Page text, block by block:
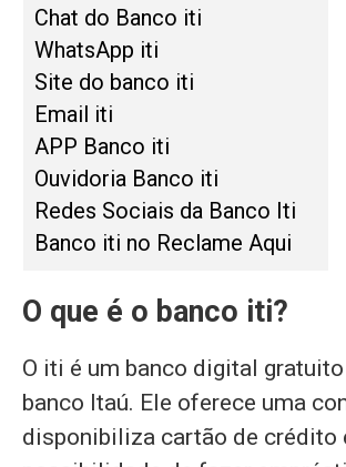
Chat do Banco iti
WhatsApp iti
Site do banco iti
Email iti
APP Banco iti
Ouvidoria Banco iti
Redes Sociais da Banco Iti
Banco iti no Reclame Aqui
O que é o banco iti?
O iti é um banco digital
banco Itaú. Ele oferece uma
disponibiliza cartão de crédito